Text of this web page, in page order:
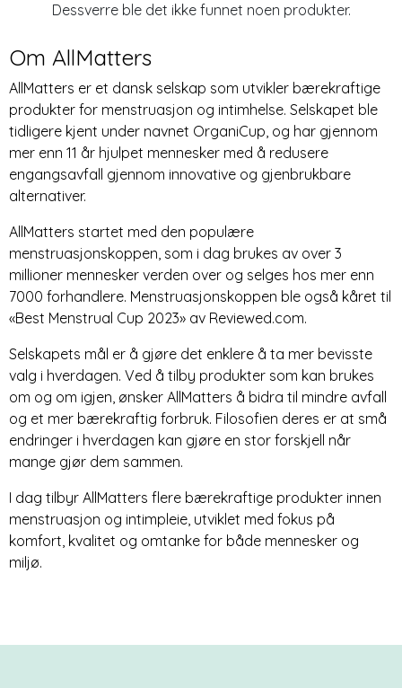
Dessverre ble det ikke funnet noen produkter.
Om AllMatters
AllMatters er et dansk selskap som utvikler bærekraftige
produkter for menstruasjon og intimhelse. Selskapet ble
tidligere kjent under navnet OrganiCup, og har gjennom
mer enn 11 år hjulpet mennesker med å redusere
engangsavfall gjennom innovative og gjenbrukbare
alternativer.
AllMatters startet med den populære
menstruasjonskoppen, som i dag brukes av over 3
millioner mennesker verden over og selges hos mer enn
7000 forhandlere. Menstruasjonskoppen ble også kåret til
«Best Menstrual Cup 2023» av Reviewed.com.
Selskapets mål er å gjøre det enklere å ta mer bevisste
valg i hverdagen. Ved å tilby produkter som kan brukes
om og om igjen, ønsker AllMatters å bidra til mindre avfall
og et mer bærekraftig forbruk. Filosofien deres er at små
endringer i hverdagen kan gjøre en stor forskjell når
mange gjør dem sammen.
I dag tilbyr AllMatters flere bærekraftige produkter innen
menstruasjon og intimpleie, utviklet med fokus på
komfort, kvalitet og omtanke for både mennesker og
miljø.